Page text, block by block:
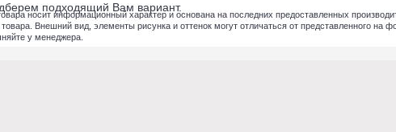
подходящий Вам вариант.
носит информационный характер и основана на последних предоставленных
Внешний вид, элементы рисунка и оттенок могут отличаться от представленного на
у менеджера.